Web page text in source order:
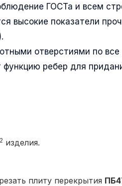
ГОСТа и всем
высокие показатели
отверстиями по
ребер для
2 изделия.
плиту перекрытия